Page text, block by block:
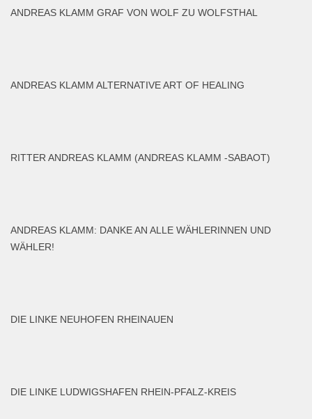
ANDREAS KLAMM GRAF VON WOLF ZU WOLFSTHAL
ANDREAS KLAMM ALTERNATIVE ART OF HEALING
RITTER ANDREAS KLAMM (ANDREAS KLAMM -SABAOT)
ANDREAS KLAMM: DANKE AN ALLE WÄHLERINNEN UND
WÄHLER!
DIE LINKE NEUHOFEN RHEINAUEN
DIE LINKE LUDWIGSHAFEN RHEIN-PFALZ-KREIS